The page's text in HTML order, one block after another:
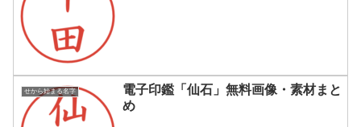
せから始まる名字
電子印鑑「仙石」無料画像・素材まと
め